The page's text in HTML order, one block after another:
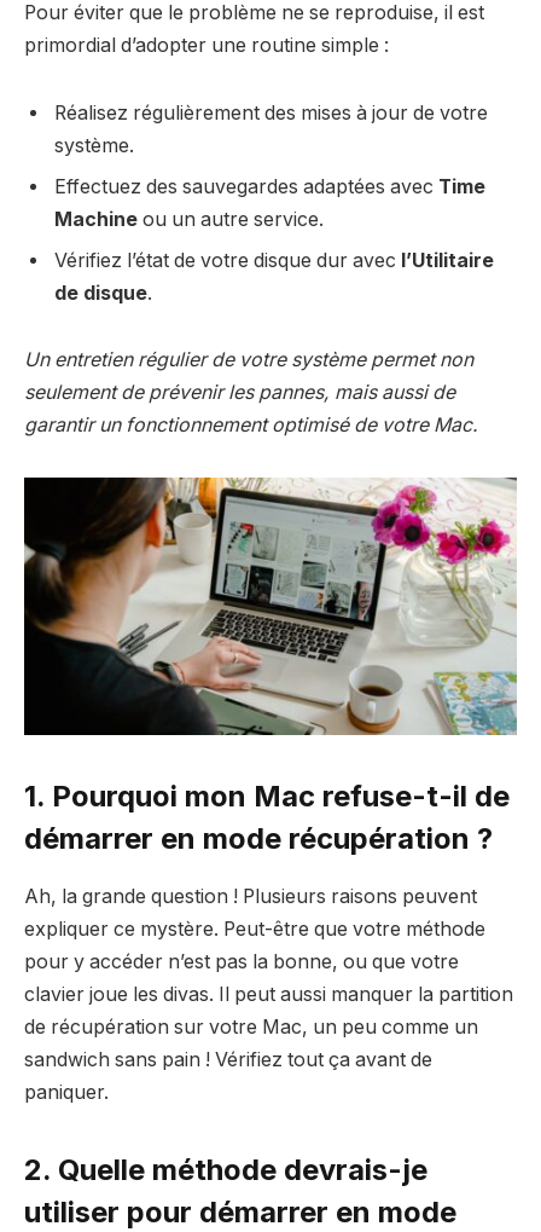
Pour éviter que le problème ne se reproduise, il est
primordial d’adopter une routine simple :
Réalisez régulièrement des mises à jour de votre
système.
Effectuez des sauvegardes adaptées avec Time
Machine ou un autre service.
Vérifiez l’état de votre disque dur avec l’Utilitaire
de disque.
Un entretien régulier de votre système permet non
seulement de prévenir les pannes, mais aussi de
garantir un fonctionnement optimisé de votre Mac.
1. Pourquoi mon Mac refuse-t-il de
démarrer en mode récupération ?
Ah, la grande question ! Plusieurs raisons peuvent
expliquer ce mystère. Peut-être que votre méthode
pour y accéder n’est pas la bonne, ou que votre
clavier joue les divas. Il peut aussi manquer la partition
de récupération sur votre Mac, un peu comme un
sandwich sans pain ! Vérifiez tout ça avant de
paniquer.
2. Quelle méthode devrais-je
utiliser pour démarrer en mode